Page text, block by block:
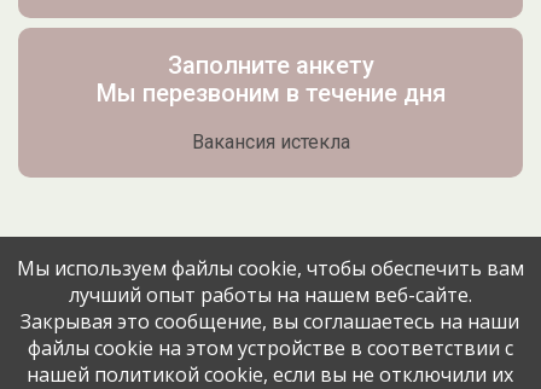
Заполните анкету
Мы перезвоним в течение дня
Вакансия истекла
Поделитесь вакансией с друзьями
Эта вакансия размещена1 месяц назадчерез сервис
Мы используем файлы cookie, чтобы обеспечить вам
лучший опыт работы на нашем веб-сайте.
Закрывая это сообщение, вы соглашаетесь на наши
файлы cookie на этом устройстве в соответствии с
нашей политикой cookie, если вы не отключили их